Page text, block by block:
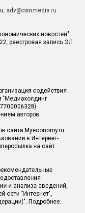
, adv@osnmedia.ru
новостей"
реестровая запись ЭЛ
содействия
"Медиахолдинг
авторов.
сайта Myeconomy.ru
в Интернет-
на сайт
и анализа сведений,
сети "Интернет",
Подробнее.